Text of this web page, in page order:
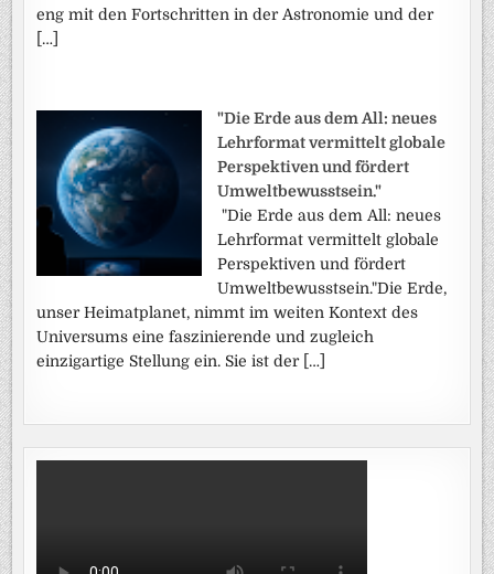
eng mit den Fortschritten in der Astronomie und der
[…]
"Die Erde aus dem All: neues
Lehrformat vermittelt globale
Perspektiven und fördert
Umweltbewusstsein."
"Die Erde aus dem All: neues
Lehrformat vermittelt globale
Perspektiven und fördert
Umweltbewusstsein."Die Erde,
unser Heimatplanet, nimmt im weiten Kontext des
Universums eine faszinierende und zugleich
einzigartige Stellung ein. Sie ist der […]